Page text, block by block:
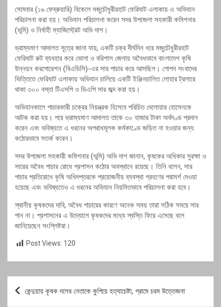
সোমবার (১৬ ফেব্রুয়ারি) বিকেলে মজুচৌধুরীরহাট ফেরিঘাট এলাকায় এ অভিযান
পরিচালনা করা হয়। অভিযান পরিচালনা করেন সদর উপজেলা সহকারী কমিশনার
(ভূমি) ও নির্বাহী ম্যাজিস্ট্রেট অভি দাশ।
ভ্রাম্যমাণ আদালত সূত্রে জানা যায়, একটি চক্র দীর্ঘদিন ধরে মজুচৌধুরীরহাট
ফেরিঘাট রুট ব্যবহার করে ভোলা ও বরিশাল জেলায় অবৈধভাবে বাংলাদেশ কৃষি
উন্নয়ন করপোরেশন (বিএডিসি)-এর সার পাচার করে আসছিল। গোপন সংবাদের
ভিত্তিতে ফেরিঘাট এলাকায় অভিযান চালিয়ে একটি ইঞ্জিনচালিত লোহার ট্রলারে
থাকা ৩০০ বস্তা টিএসপি ও ডিএপি সার জব্দ করা হয়।
অভিযানকালে পাচারকারী চক্রের নিয়ন্ত্রক হিসেবে পরিচিত দেলোয়ার হোসেনকে
আটক করা হয়। পরে ভ্রাম্যমাণ আদালত তাকে ৩০ হাজার টাকা অর্থদণ্ড প্রদান
করেন এবং ভবিষ্যতে এ ধরনের অপরাধমূলক কর্মকাণ্ডে জড়িত না হওয়ার জন্য
কঠোরভাবে সতর্ক করেন।
সদর উপজেলা সহকারী কমিশনার (ভূমি) অভি দাশ জানান, কৃষকের অধিকার সুরক্ষা ও
সারের অবৈধ পাচার রোধে প্রশাসন কঠোর অবস্থানে রয়েছে। তিনি বলেন, সার
পাচার প্রতিরোধে কৃষি অধিদপ্তরকে প্রয়োজনীয় ব্যবস্থা গ্রহণের পরামর্শ দেওয়া
হয়েছে এবং ভবিষ্যতেও এ ধরনের অভিযান নিয়মিতভাবে পরিচালনা করা হবে।
স্থানীয় কৃষকদের দাবি, অবৈধ পাচারের কারণে অনেক সময় তারা সঠিক সময়ে সার
পান না। প্রশাসনের এ উদ্যোগে কৃষকদের মধ্যে স্বস্তি ফিরে এসেছে বলে
জানিয়েছেন সংশ্লিষ্টরা।
Post Views: 120
Post
navigation
কেন্দুয়ায় কৃষক দলের নেতাকে কুপিয়ে হত্যাচেষ্টা, গ্রামে চরম উত্তেজনা